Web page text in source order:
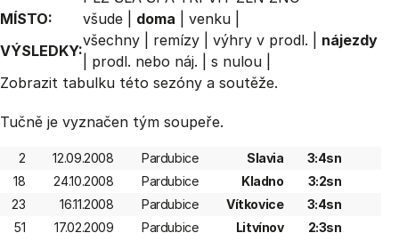
MÍSTO:
všude doma venku
VÝSLEDKY:
všechny remízy výhry v prodl.
nájezdy
prodl. nebo náj. s nulou
Zobrazit tabulku této sezóny a soutěže.
Tučně je vyznačen tým soupeře.
2 12.09.2008 Pardubice Slavia
3:4sn
18
24.10.2008 Pardubice Kladno
3:2sn
23
16.11.2008 Pardubice Vítkovice
3:4sn
51
17.02.2009 Pardubice Litvínov 2:3sn